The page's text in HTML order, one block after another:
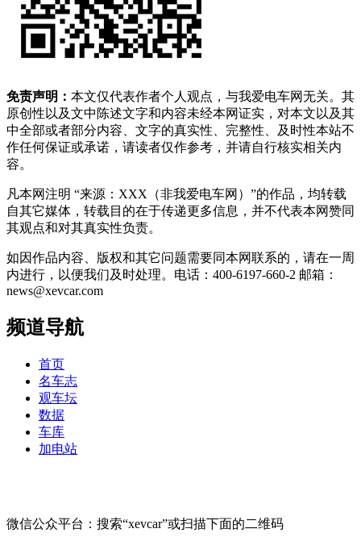
免责声明： 本文仅代表作者个人观点，与我爱电车网无关。其
原创性以及文中陈述文字和内容未经本网证实，对本文以及其
中全部或者部分内容、文字的真实性、完整性、及时性本站不
作任何保证或承诺，请读者仅作参考，并请自行核实相关内
容。
凡本网注明 “来源：XXX（非我爱电车网）”的作品，均转载
自其它媒体，转载目的在于传递更多信息，并不代表本网赞同
其观点和对其真实性负责。
如因作品内容、版权和其它问题需要同本网联系的，请在一周
内进行，以便我们及时处理。电话：400-6197-660-2 邮箱：
news@xevcar.com
频道导航
首页
名车志
观车坛
数据
车库
加电站
微信公众平台：搜索“xevcar”或扫描下面的二维码